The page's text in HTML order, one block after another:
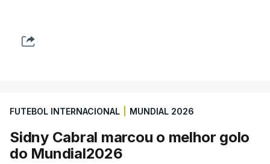
FUTEBOL INTERNACIONAL MUNDIAL 2026
Sidny Cabral marcou o melhor golo
do Mundial2026